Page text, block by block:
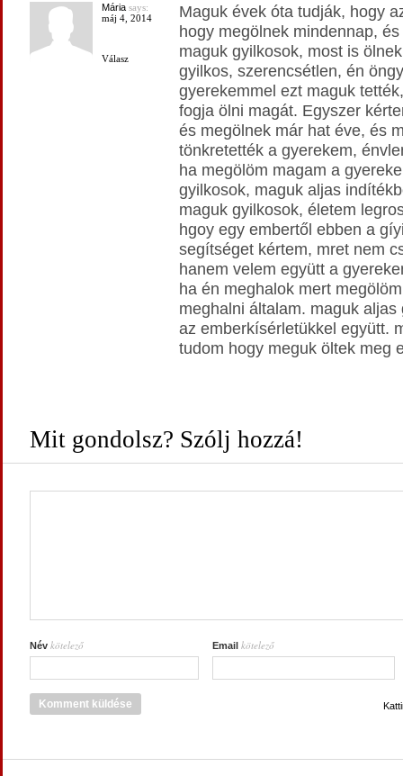
Máriasays:
máj 4, 2014
Válasz
Maguk évek óta tudják, hogy
hogy megölnek mindennap,
maguk gyilkosok, most is
gyilkos, szerencsétlen, én
gyerekemmel ezt maguk
fogja ölni magát. Egyszer
és megölnek már hat éve, és
tönkretették a gyerekem,
ha megölöm magam a
gyilkosok, maguk aljas
maguk gyilkosok, életem
hgoy egy embertől ebben a
segítséget kértem, mret nem
hanem velem együtt a
ha én meghalok mert
meghalni általam. maguk
az emberkísérletükkel együtt.
tudom hogy meguk öltek meg
Mit gondolsz? Szólj hozzá!
Név kötelező Email kötelező